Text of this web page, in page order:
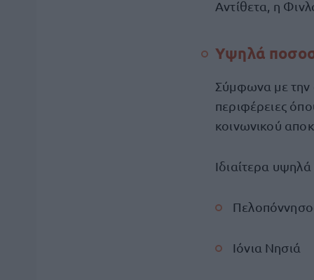
Αντίθετα, η
Υψηλά
Σύμφωνα με την
περιφέρειες
κοινωνικού
Ιδιαίτερα
Ιόνια Νησιά